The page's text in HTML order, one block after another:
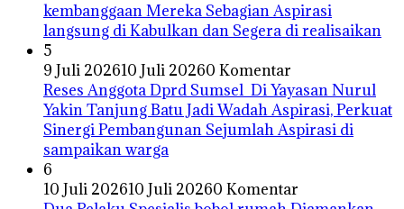
kembanggaan Mereka Sebagian Aspirasi
langsung di Kabulkan dan Segera di realisaikan
5
9 Juli 202610 Juli 20260 Komentar
Reses Anggota Dprd Sumsel Di Yayasan Nurul
Yakin Tanjung Batu Jadi Wadah Aspirasi, Perkuat
Sinergi Pembangunan Sejumlah Aspirasi di
sampaikan warga
6
10 Juli 202610 Juli 20260 Komentar